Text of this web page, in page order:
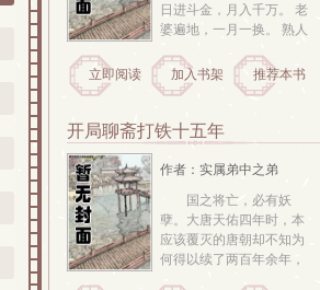
日进斗金，月入千万。 老
婆遍地，一月一换。 熟人
吃枣药丸。 那么伟大的陛
下，您成功的秘诀是什么
了，怎么走都是向上。 所
以， ...
立即阅读 加入书架 推荐本书
开局聊斋打铁十五年
作者：实属弟中之弟
国之将亡，必有妖
孽。大唐天佑四年时，本
应该覆灭的唐朝却不知为
何得以续了两百年余年，